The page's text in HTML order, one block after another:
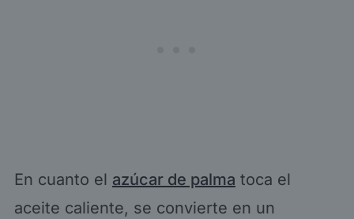
En cuanto el azúcar de palma toca el
aceite caliente, se convierte en un